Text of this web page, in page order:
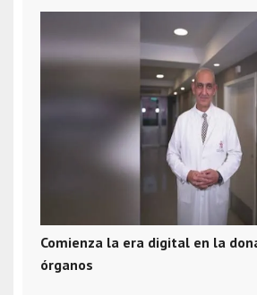
Comienza la era digital en la
órganos